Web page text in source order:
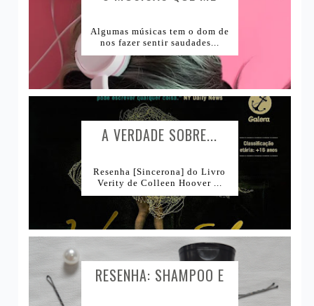
Algumas músicas tem o dom de
nos fazer sentir saudades...
A VERDADE SOBRE...
Resenha [Sincerona] do Livro
Verity de Colleen Hoover ...
RESENHA: SHAMPOO E